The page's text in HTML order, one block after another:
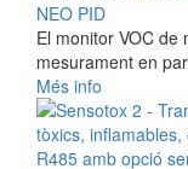
NEO PID
El monitor VOC de
mesurament en
Més info